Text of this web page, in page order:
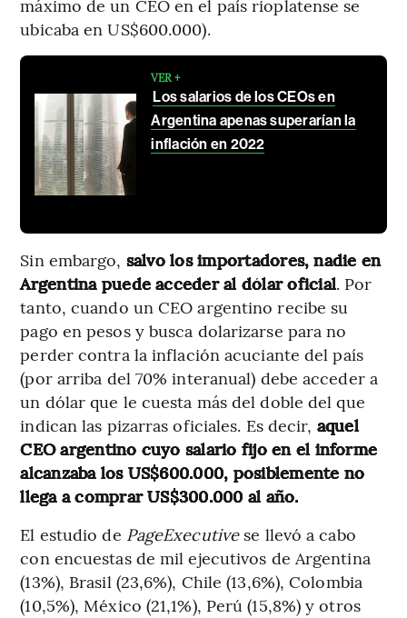
máximo de un CEO en el país rioplatense se
ubicaba en US$600.000).
VER +
Los salarios de los CEOs en
Argentina apenas superarían la
inflación en 2022
Sin embargo, salvo los importadores, nadie en
Argentina puede acceder al dólar oficial. Por
tanto, cuando un CEO argentino recibe su
pago en pesos y busca dolarizarse para no
perder contra la inflación acuciante del país
(por arriba del 70% interanual) debe acceder a
un dólar que le cuesta más del doble del que
indican las pizarras oficiales. Es decir, aquel
CEO argentino cuyo salario fijo en el informe
alcanzaba los US$600.000, posiblemente no
llega a comprar US$300.000 al año.
El estudio de PageExecutive se llevó a cabo
con encuestas de mil ejecutivos de Argentina
(13%), Brasil (23,6%), Chile (13,6%), Colombia
(10,5%), México (21,1%), Perú (15,8%) y otros